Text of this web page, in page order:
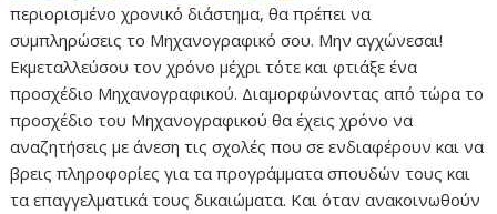
περιορισμένο χρονικό διάστημα, θα πρέπει να
συμπληρώσεις το Μηχανογραφικό σου. Μην αγχώνεσαι!
Εκμεταλλεύσου τον χρόνο μέχρι τότε και φτιάξε ένα
προσχέδιο Μηχανογραφικού. Διαμορφώνοντας από τώρα το
προσχέδιο του Μηχανογραφικού θα έχεις χρόνο να
αναζητήσεις με άνεση τις σχολές που σε ενδιαφέρουν και να
βρεις πληροφορίες για τα προγράμματα σπουδών τους και
τα επαγγελματικά τους δικαιώματα. Και όταν ανακοινωθούν